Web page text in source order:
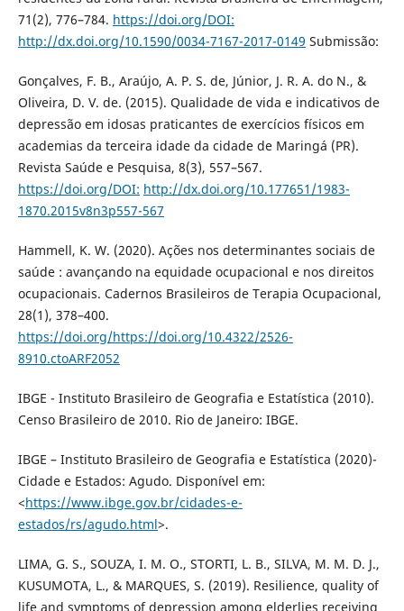
71(2), 776–784. https://doi.org/DOI:
http://dx.doi.org/10.1590/0034-7167-2017-0149 Submissão:
Gonçalves, F. B., Araújo, A. P. S. de, Júnior, J. R. A. do N., &
Oliveira, D. V. de. (2015). Qualidade de vida e indicativos de
depressão em idosas praticantes de exercícios físicos em
academias da terceira idade da cidade de Maringá (PR).
Revista Saúde e Pesquisa, 8(3), 557–567.
https://doi.org/DOI: http://dx.doi.org/10.177651/1983-
1870.2015v8n3p557-567
Hammell, K. W. (2020). Ações nos determinantes sociais de
saúde : avançando na equidade ocupacional e nos direitos
ocupacionais. Cadernos Brasileiros de Terapia Ocupacional,
28(1), 378–400.
https://doi.org/https://doi.org/10.4322/2526-
8910.ctoARF2052
IBGE - Instituto Brasileiro de Geografia e Estatística (2010).
Censo Brasileiro de 2010. Rio de Janeiro: IBGE.
IBGE – Instituto Brasileiro de Geografia e Estatística (2020)-
Cidade e Estados: Agudo. Disponível em:
<https://www.ibge.gov.br/cidades-e-
estados/rs/agudo.html>.
LIMA, G. S., SOUZA, I. M. O., STORTI, L. B., SILVA, M. M. D. J.,
KUSUMOTA, L., & MARQUES, S. (2019). Resilience, quality of
life and symptoms of depression among elderlies receiving